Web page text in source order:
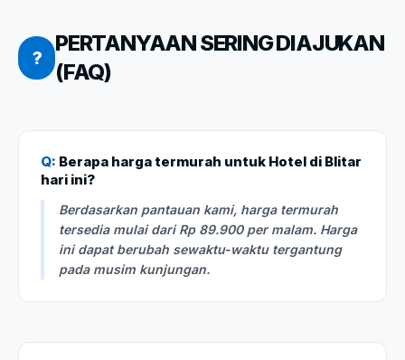
?
PERTANYAAN SERING DIAJUKAN
(FAQ)
Q: Berapa harga termurah untuk Hotel di Blitar
hari ini?
Berdasarkan pantauan kami, harga termurah
tersedia mulai dari Rp 89.900 per malam. Harga
ini dapat berubah sewaktu-waktu tergantung
pada musim kunjungan.